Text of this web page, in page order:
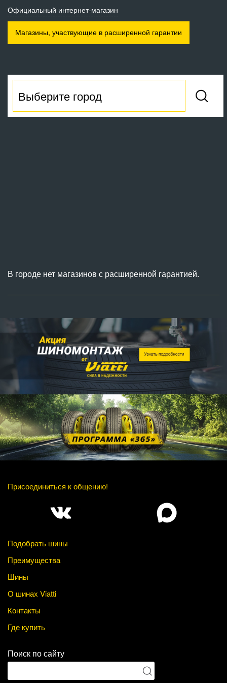
Официальный интернет-магазин
Магазины, участвующие в расширенной гарантии
В городе нет магазинов с расширенной гарантией.
Присоединиться к общению!
Подобрать шины
Преимущества
Шины
О шинах Viatti
Контакты
Где купить
Поиск по сайту